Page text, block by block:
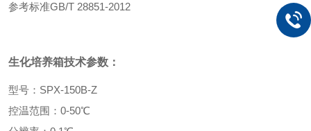
参考标准GB/T 28851-2012
生化培养箱技术参数：
型号：SPX-150B-Z
控温范围：0-50℃